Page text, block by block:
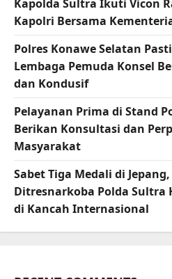
Kapolda Sultra Ikuti Vicon
Kapolri Bersama
Polres Konawe Selatan
Lembaga Pemuda Konsel
dan Kondusif
Pelayanan Prima di Stand
Berikan Konsultasi dan
Masyarakat
Sabet Tiga Medali di
Ditresnarkoba Polda Sultra
di Kancah Internasional